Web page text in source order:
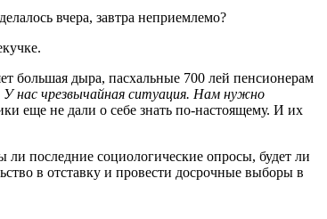
вчера, завтра неприемлемо?
большая дыра, пасхальные 700 лей пенсионерам
нас чрезвычайная ситуация. Нам нужно
еще не дали о себе знать по-настоящему. И их
последние социологические опросы, будет ли
в отставку и провести досрочные выборы в